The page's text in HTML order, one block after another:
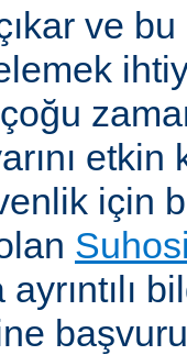
ve
etkin
için